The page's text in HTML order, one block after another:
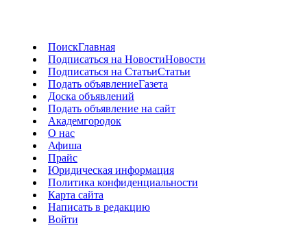
ПоискГлавная
Подписаться на НовостиНовости
Подписаться на СтатьиСтатьи
Подать объявлениеГазета
Доска объявлений
Подать объявление на сайт
Академгородок
О нас
Афиша
Прайс
Юридическая информация
Политика конфиденциальности
Карта сайта
Написать в редакцию
Войти